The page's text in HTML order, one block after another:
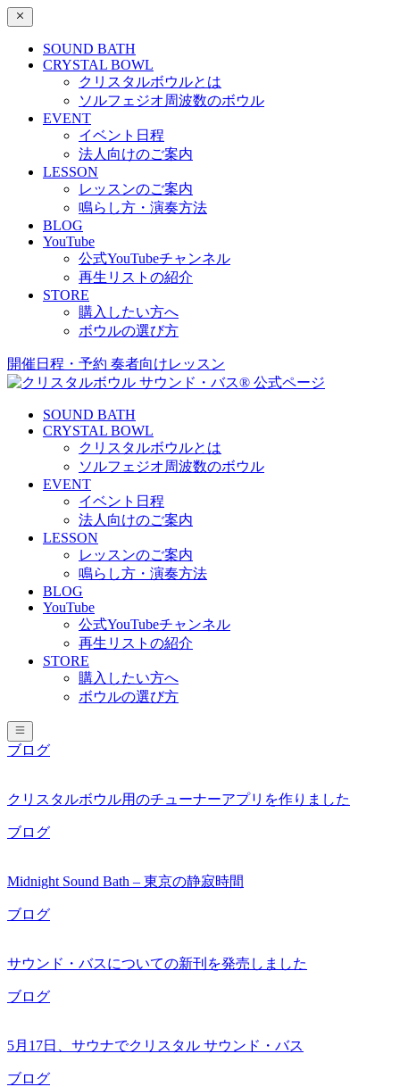
SOUND BATH
CRYSTAL BOWL
クリスタルボウルとは
ソルフェジオ周波数のボウル
EVENT
イベント日程
法人向けのご案内
LESSON
レッスンのご案内
鳴らし方・演奏方法
BLOG
YouTube
公式YouTubeチャンネル
再生リストの紹介
STORE
購入したい方へ
ボウルの選び方
開催日程・予約 奏者向けレッスン
SOUND BATH
CRYSTAL BOWL
クリスタルボウルとは
ソルフェジオ周波数のボウル
EVENT
イベント日程
法人向けのご案内
LESSON
レッスンのご案内
鳴らし方・演奏方法
BLOG
YouTube
公式YouTubeチャンネル
再生リストの紹介
STORE
購入したい方へ
ボウルの選び方
ブログ
クリスタルボウル用のチューナーアプリを作りました
ブログ
Midnight Sound Bath – 東京の静寂時間
ブログ
サウンド・バスについての新刊を発売しました
ブログ
5月17日、サウナでクリスタル サウンド・バス
ブログ